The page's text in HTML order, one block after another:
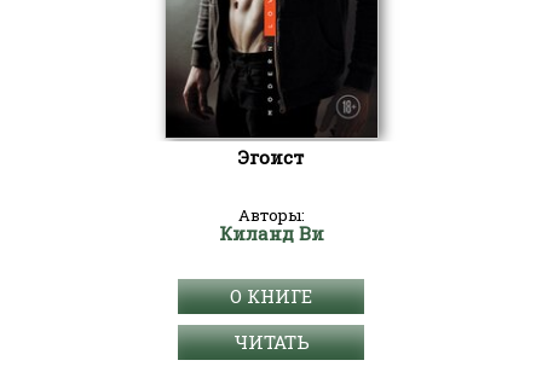
Эгоист
Авторы:
Киланд Ви
О КНИГЕ
ЧИТАТЬ